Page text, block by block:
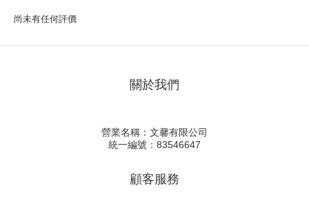
尚未有任何評價
關於我們
營業名稱：文馨有限公司
統一編號：83546647
顧客服務